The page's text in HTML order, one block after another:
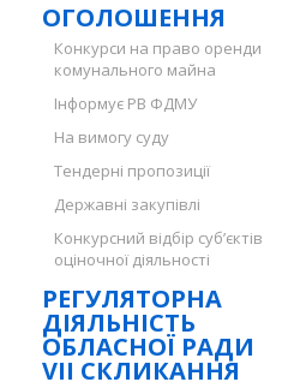
ОГОЛОШЕННЯ
Конкурси на право оренди
комунального майна
Інформує РВ ФДМУ
На вимогу суду
Тендерні пропозиції
Державні закупівлі
Конкурсний відбір суб’єктів
оціночної діяльності
РЕГУЛЯТОРНА
ДІЯЛЬНІСТЬ
ОБЛАСНОЇ РАДИ
VII СКЛИКАННЯ